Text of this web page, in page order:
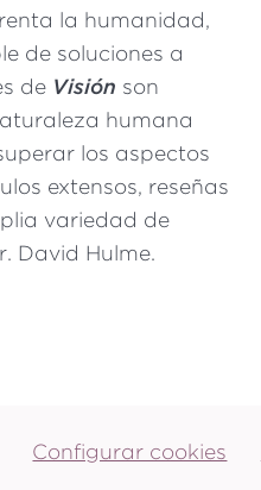
la humanidad,
de soluciones a
de Visión son
humana
los aspectos
extensos, reseñas
variedad de
David Hulme.
Configurar cookies